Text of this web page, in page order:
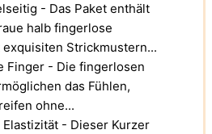
- Das Paket enthält
halb fingerlose
Strickmustern...
Finger - Die fingerlosen
das Fühlen,
ohne...
- Dieser Kurzer